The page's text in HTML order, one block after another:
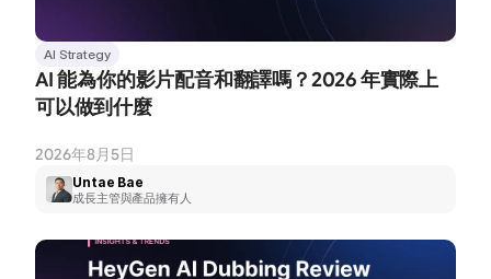
AI Strategy
AI 能為你的影片配音和翻譯嗎？2026 年實際上
可以做到什麼
2026年8月5日
Untae Bae
成長主管與產品擁有人